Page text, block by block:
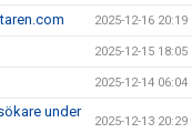
2025-12-16 20:19
2025-12-15 18:05
2025-12-14 06:04
under
2025-12-13 20:29